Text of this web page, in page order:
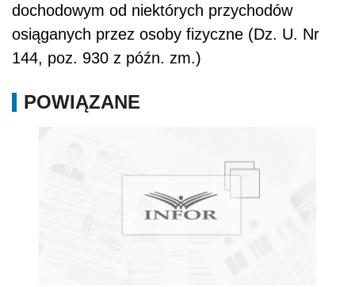
dochodowym od niektórych przychodów
osiąganych przez osoby fizyczne (Dz. U. Nr
144, poz. 930 z późn. zm.)
POWIĄZANE